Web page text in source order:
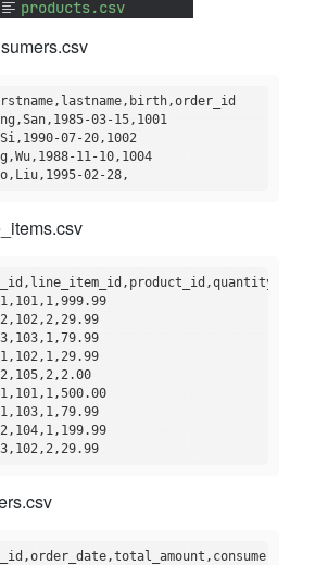
03-15,1001
07-20,1002
11-10,1004
1004,3,102,2,29.99